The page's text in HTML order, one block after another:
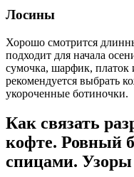
Лосины
Хорошо смотрится
подходит для начала
сумочка, шарфик, платок
рекомендуется выбрать
укороченные ботиночки.
Как связать
кофте. Ровный
спицами.